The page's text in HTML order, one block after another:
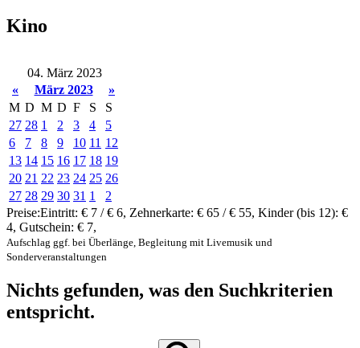
Kino
04. März 2023
«
März 2023
»
M D M D F S
S
27 28 1 2 3 4
5
6
7 8 9 10 11 12
13 14 15 16 17 18 19
20 21 22 23 24 25 26
27 28 29 30 31 1
2
Preise:Eintritt: € 7 / € 6, Zehnerkarte: € 65 / € 55, Kinder (bis 12): €
4, Gutschein: € 7,
Aufschlag ggf. bei Überlänge, Begleitung mit Livemusik und
Sonderveranstaltungen
Nichts gefunden, was den Suchkriterien
entspricht.